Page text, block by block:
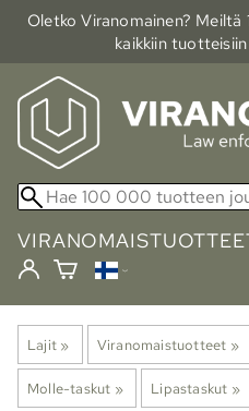
Oletko Viranomainen? Meiltä
kaikkiin
Lajit ‪» Viranomaistuotteet ‪»
Molle-taskut ‪» Lipastaskut ‪»